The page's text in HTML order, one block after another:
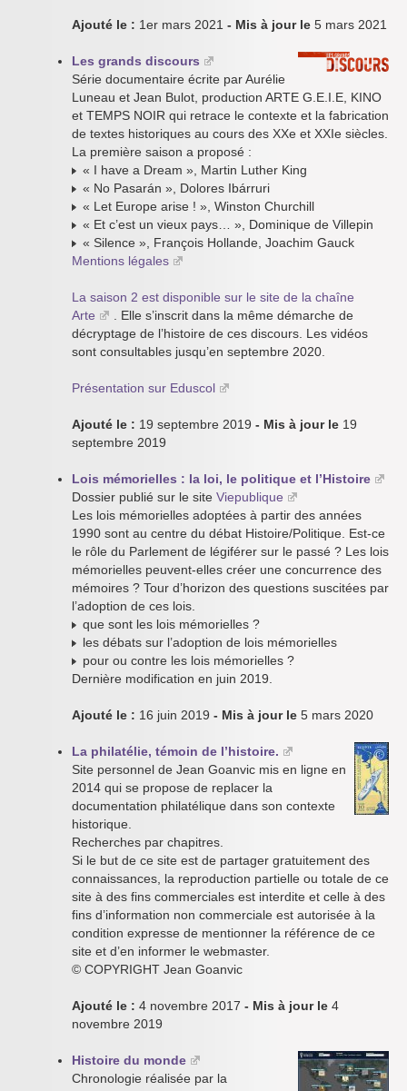
Ajouté le : 1er mars 2021 - Mis à jour le 5 mars 2021
Les grands discours
Série documentaire écrite par Aurélie
Luneau et Jean Bulot, production ARTE G.E.I.E, KINO
et TEMPS NOIR qui retrace le contexte et la fabrication
de textes historiques au cours des XXe et XXIe siècles.
La première saison a proposé :
« I have a Dream », Martin Luther King
« No Pasarán », Dolores Ibárruri
« Let Europe arise ! », Winston Churchill
« Et c’est un vieux pays… », Dominique de Villepin
« Silence », François Hollande, Joachim Gauck
Mentions légales
La saison 2 est disponible sur le site de la chaîne
Arte
. Elle s’inscrit dans la même démarche de
décryptage de l’histoire de ces discours. Les vidéos
sont consultables jusqu’en septembre 2020.
Présentation sur Eduscol
Ajouté le : 19 septembre 2019 - Mis à jour le 19
septembre 2019
Lois mémorielles : la loi, le politique et l’Histoire
Dossier publié sur le site Viepublique
Les lois mémorielles adoptées à partir des années
1990 sont au centre du débat Histoire/Politique. Est-ce
le rôle du Parlement de légiférer sur le passé ? Les lois
mémorielles peuvent-elles créer une concurrence des
mémoires ? Tour d’horizon des questions suscitées par
l’adoption de ces lois.
que sont les lois mémorielles ?
les débats sur l’adoption de lois mémorielles
pour ou contre les lois mémorielles ?
Dernière modification en juin 2019.
Ajouté le : 16 juin 2019 - Mis à jour le 5 mars 2020
La philatélie, témoin de l’histoire.
Site personnel de Jean Goanvic mis en ligne en
2014 qui se propose de replacer la
documentation philatélique dans son contexte
historique.
Recherches par chapitres.
Si le but de ce site est de partager gratuitement des
connaissances, la reproduction partielle ou totale de ce
site à des fins commerciales est interdite et celle à des
fins d’information non commerciale est autorisée à la
condition expresse de mentionner la référence de ce
site et d’en informer le webmaster.
© COPYRIGHT Jean Goanvic
Ajouté le : 4 novembre 2017 - Mis à jour le 4
novembre 2019
Histoire du monde
Chronologie réalisée par la